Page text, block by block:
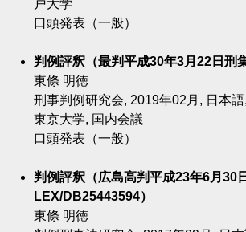
戸大学
口頭発表（一般）
判例評釈（最判平成30年3月22日刑
東條 明徳
刑事判例研究会, 2019年02月, 日本
東京大学, 国内会議
口頭発表（一般）
判例評釈（広島高判平成23年6月30日
LEX/DB25443594）
東條 明徳